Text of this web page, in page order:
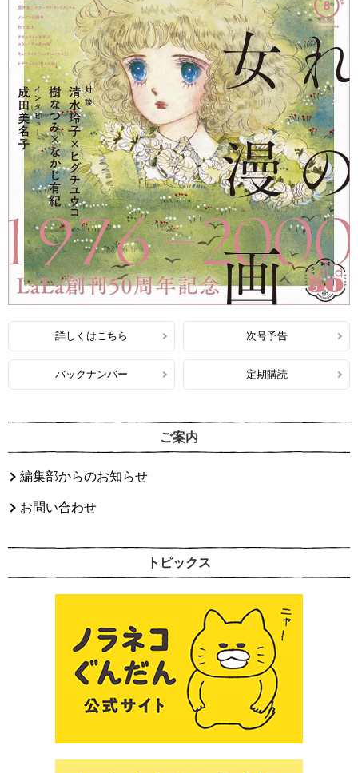
詳しくはこちら 次号予告
バックナンバー 定期購読
ご案内
編集部からのお知らせ
お問い合わせ
トピックス